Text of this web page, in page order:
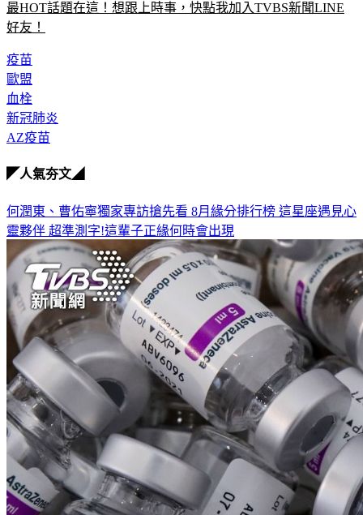
最HOT話題在這！想跟上時事，快點我加入TVBS新聞LINE
好友！
疫苗
歐盟
血栓
新冠肺炎
AZ疫苗
◤人氣夯文◢
何潤東、曹佑寧獨家專訪搶先看 8月緣分排行榜 這星座遇見心
靈夥伴 超準測字!這輩子正緣何時會出現